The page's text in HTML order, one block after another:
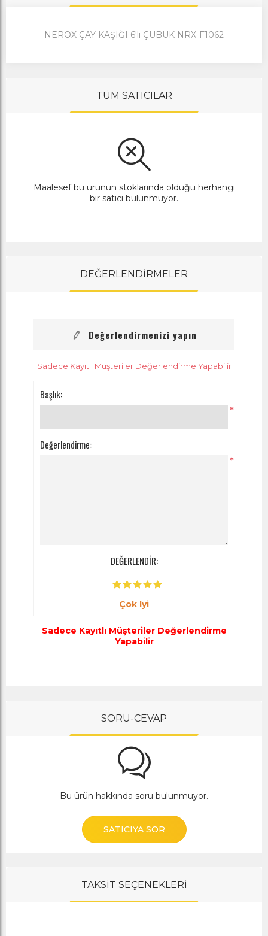
NEROX ÇAY KAŞIĞI 6'lı ÇUBUK NRX-F1062
TÜM SATICILAR
Maalesef bu ürünün stoklarında olduğu herhangi
bir satıcı bulunmuyor.
DEĞERLENDİRMELER
Değerlendirmenizi yapın
Sadece Kayıtlı Müşteriler Değerlendirme Yapabilir
Başlık:
*
Değerlendirme:
*
DEĞERLENDİR:
Çok Iyi
Sadece Kayıtlı Müşteriler Değerlendirme
Yapabilir
SORU-CEVAP
Bu ürün hakkında soru bulunmuyor.
SATICIYA SOR
TAKSİT SEÇENEKLERİ